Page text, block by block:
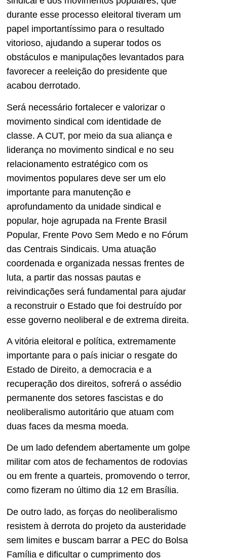
durante esse processo eleitoral tiveram um
papel importantíssimo para o resultado
vitorioso, ajudando a superar todos os
obstáculos e manipulações levantados para
favorecer a reeleição do presidente que
acabou derrotado.
Será necessário fortalecer e valorizar o
movimento sindical com identidade de
classe. A CUT, por meio da sua aliança e
liderança no movimento sindical e no seu
relacionamento estratégico com os
movimentos populares deve ser um elo
importante para manutenção e
aprofundamento da unidade sindical e
popular, hoje agrupada na Frente Brasil
Popular, Frente Povo Sem Medo e no Fórum
das Centrais Sindicais. Uma atuação
coordenada e organizada nessas frentes de
luta, a partir das nossas pautas e
reivindicações será fundamental para ajudar
a reconstruir o Estado que foi destruído por
esse governo neoliberal e de extrema direita.
A vitória eleitoral e política, extremamente
importante para o país iniciar o resgate do
Estado de Direito, a democracia e a
recuperação dos direitos, sofrerá o assédio
permanente dos setores fascistas e do
neoliberalismo autoritário que atuam com
duas faces da mesma moeda.
De um lado defendem abertamente um golpe
militar com atos de fechamentos de rodovias
ou em frente a quarteis, promovendo o terror,
como fizeram no último dia 12 em Brasília.
De outro lado, as forças do neoliberalismo
resistem à derrota do projeto da austeridade
sem limites e buscam barrar a PEC do Bolsa
Família e dificultar o cumprimento dos